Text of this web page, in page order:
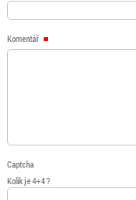
Komentář
Captcha
Kolik je 4+4 ?